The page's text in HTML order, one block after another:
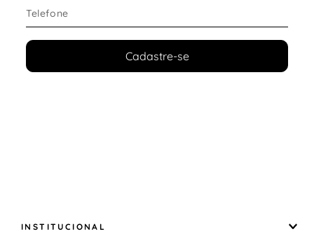
Cadastre-se
INSTITUCIONAL